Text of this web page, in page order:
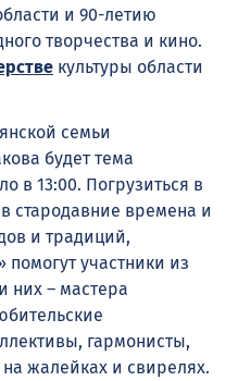
и 90-летию
творчества и кино.
культуры области
семьи
будет тема
в 13:00. Погрузиться в
стародавние времена и
и традиций,
участники из
них – мастера
гармонисты,
жалейках и свирелях.